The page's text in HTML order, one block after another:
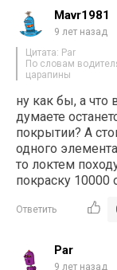
Mavr1981
9 лет назад
Цитата: Par
По словам
царапины
ну как бы, а что
думаете
покрытии? А
одного
то локтем
покраску 10000
Ответить
Par
9 лет назад